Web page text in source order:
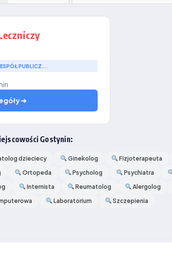
PUBLICZ...
➔
Gostynin:
dzieciecy Ginekolog Fizjoterapeuta
Ortopeda Psycholog Psychiatra
Internista Reumatolog Alergolog
Laboratorium Szczepienia